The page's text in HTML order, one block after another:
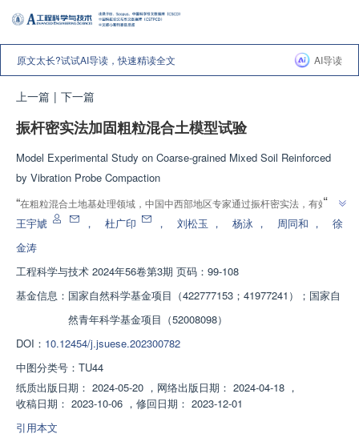
原文太长?试试AI导读，快速精读全文 AI导读
上一篇 | 下一篇
振杆密实法加固粗粒混合土模型试验
Model Experimental Study on Coarse-grained Mixed Soil Reinforced
by Vibration Probe Compaction
“在粗粒混合土地基处理领域，中国中西部地区专家通过振杆密实法，有效提
高了地基承载力和消除不均匀性，为现场施工提供关键参数依据。”
”
王宇虓 ， 杜广印 ， 刘松玉 ， 杨泳 ， 周同和 ，
徐
金涛
工程科学与技术 2024年56卷第3期 页码：99-108
基金信息： 国家自然科学基金项目（422777153；41977241）；国家自
然青年科学基金项目（52008098）
DOI： 10.12454/j.jsuese.202300782
中图分类号： TU44
纸质出版日期： 2024-05-20 ， 网络出版日期： 2024-04-18 ，
收稿日期： 2023-10-06 ， 修回日期： 2023-12-01
引用本文